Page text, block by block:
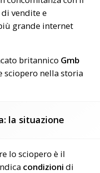
vendite e
grande internet
britannico Gmb
sciopero nella storia
la situazione
lo sciopero è il
condizioni di